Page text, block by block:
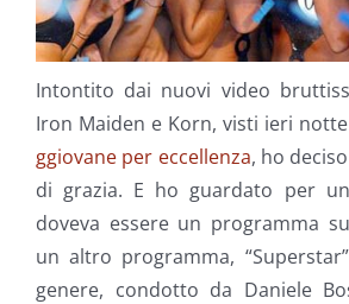
Intontito dai nuovi video
Iron Maiden e Korn, visti ieri
ggiovane per eccellenza, ho
di grazia. E ho guardato per
doveva essere un programma
un altro programma,
genere, condotto da Daniele